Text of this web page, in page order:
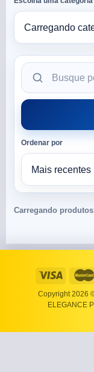
Ordenar por
Carregando
Copyright 2026
ELEGANCE